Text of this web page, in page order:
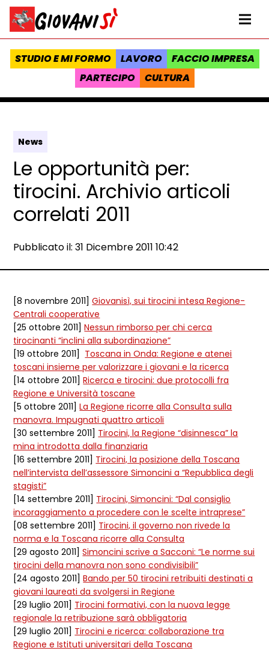
Vai al contenuto
Homepage Giovanisì - Progetto della Regione Toscana
STUDIO E MI FORMO LAVORO
FACCIO IMPRESA
PARTECIPO
CULTURA
News
Le opportunità per:
tirocini. Archivio articoli
correlati 2011
Data e ora:
Pubblicato il: 31 Dicembre 2011 10:42
Dettagli articolo
[8 novembre 2011]Giovanisì, sui tirocini intesa Regione-
Centrali cooperative
[25 ottobre 2011]Nessun rimborso per chi cerca
tirocinanti “inclini alla subordinazione”
[19 ottobre 2011] Toscana in Onda: Regione e atenei
toscani insieme per valorizzare i giovani e la ricerca
[14 ottobre 2011]Ricerca e tirocini: due protocolli fra
Regione e Università toscane
[5 ottobre 2011]La Regione ricorre alla Consulta sulla
manovra. Impugnati quattro articoli
[30 settembre 2011] Tirocini, la Regione “disinnesca” la
mina introdotta dalla finanziaria
[16 settembre 2011] Tirocini, la posizione della Toscana
nell’intervista dell’assessore Simoncini a “Repubblica degli
stagisti”
[14 settembre 2011] Tirocini, Simoncini: “Dal consiglio
incoraggiamento a procedere con le scelte intraprese”
[08 settembre 2011] Tirocini, il governo non rivede la
norma e la Toscana ricorre alla Consulta
[29 agosto 2011]Simoncini scrive a Sacconi: “Le norme sui
tirocini della manovra non sono condivisibili”
[24 agosto 2011]Bando per 50 tirocini retribuiti destinati a
giovani laureati da svolgersi in Regione
[29 luglio 2011] Tirocini formativi, con la nuova legge
regionale la retribuzione sarà obbligatoria
[29 luglio 2011] Tirocini e ricerca: collaborazione tra
Regione e Istituti universitari della Toscana